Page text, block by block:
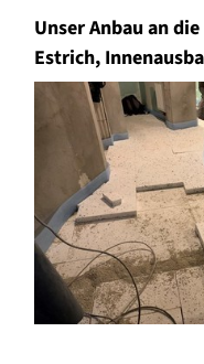
Unser Anbau an
Estrich,